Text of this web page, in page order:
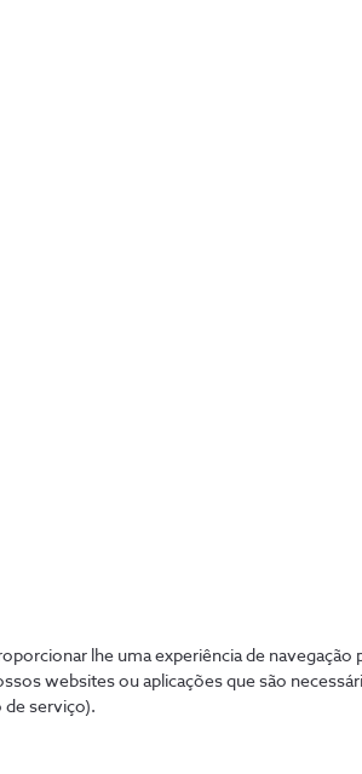
lhe uma experiência de navegação
websites ou aplicações que são
de serviço).